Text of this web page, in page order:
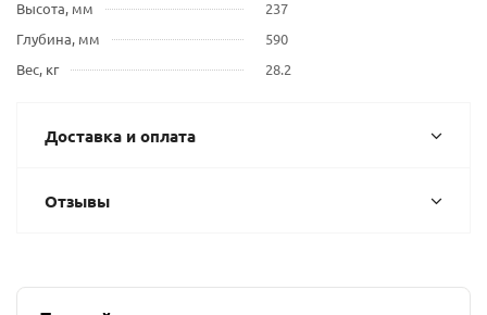
Высота, мм
237
Глубина, мм
590
Вес, кг
28.2
Доставка и оплата
Отзывы